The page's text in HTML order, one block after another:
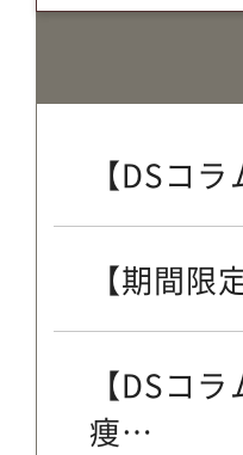
【DSコ
【期間
【DSコ
痩…